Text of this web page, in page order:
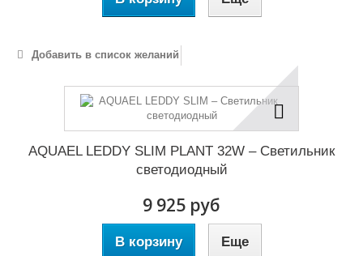
Добавить в список желаний
AQUAEL LEDDY SLIM PLANT 32W – Светильник
светодиодный
9 925 руб
В корзину Еще